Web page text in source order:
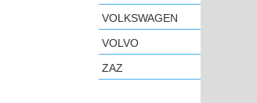
VOLKSWAGEN
VOLVO
ZAZ